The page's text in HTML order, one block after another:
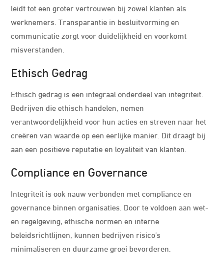
leidt tot een groter vertrouwen bij zowel klanten als
werknemers. Transparantie in besluitvorming en
communicatie zorgt voor duidelijkheid en voorkomt
misverstanden.
Ethisch Gedrag
Ethisch gedrag is een integraal onderdeel van integriteit.
Bedrijven die ethisch handelen, nemen
verantwoordelijkheid voor hun acties en streven naar het
creëren van waarde op een eerlijke manier. Dit draagt bij
aan een positieve reputatie en loyaliteit van klanten.
Compliance en Governance
Integriteit is ook nauw verbonden met compliance en
governance binnen organisaties. Door te voldoen aan wet-
en regelgeving, ethische normen en interne
beleidsrichtlijnen, kunnen bedrijven risico’s
minimaliseren en duurzame groei bevorderen.